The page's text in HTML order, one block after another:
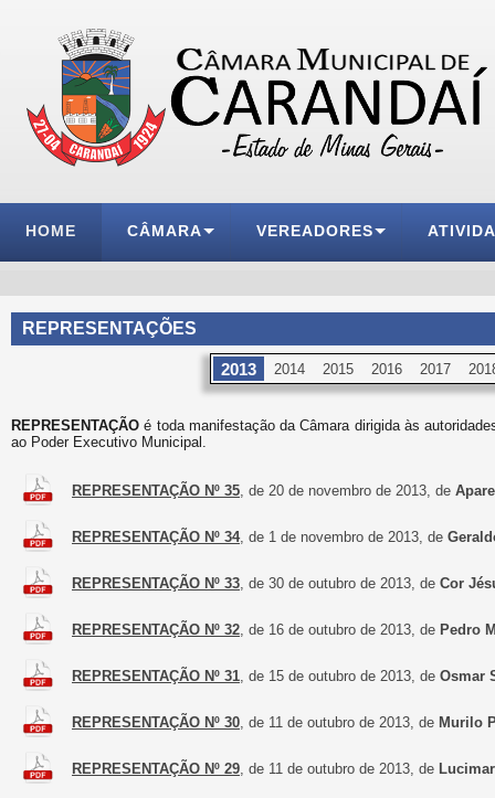
HOME CÂMARA VEREADORES
REPRESENTAÇÕES
2013 2014 2015 2016 2017
REPRESENTAÇÃO é toda manifestação da Câmara dirigida às
ao Poder Executivo Municipal.
REPRESENTAÇÃO Nº 35, de 20 de novembro de 2013, de
REPRESENTAÇÃO Nº 34, de 1 de novembro de 2013, de
REPRESENTAÇÃO Nº 33, de 30 de outubro de 2013, de Cor
REPRESENTAÇÃO Nº 32, de 16 de outubro de 2013, de Pedro
REPRESENTAÇÃO Nº 31, de 15 de outubro de 2013, de Osmar
REPRESENTAÇÃO Nº 30, de 11 de outubro de 2013, de Murilo
REPRESENTAÇÃO Nº 29, de 11 de outubro de 2013, de